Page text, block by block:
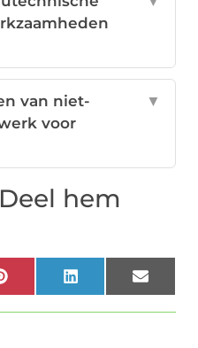
van niet-
voor
▼
hem
PinterestLinkedInEmail